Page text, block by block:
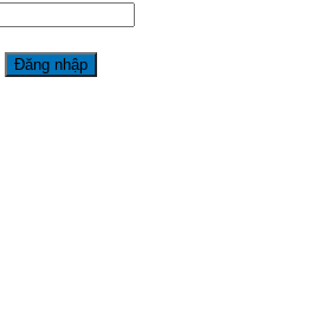
Đăng nhập